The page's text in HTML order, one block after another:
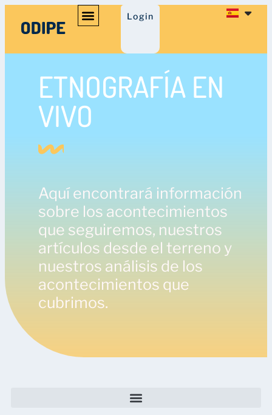
Login
ETNOGRAFÍA EN
VIVO
Aquí encontrará información
sobre los acontecimientos
que seguiremos, nuestros
artículos desde el terreno y
nuestros análisis de los
acontecimientos que
cubrimos.